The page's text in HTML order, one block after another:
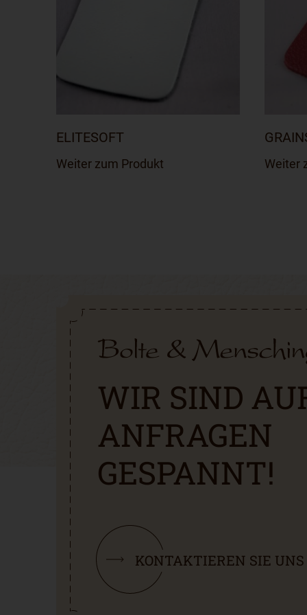
ELITESOFT
Weiter zum Produkt
können
der
Produktseite
werden
Weiter
WIR SIND
ANFRAGEN
GESPANNT!
KONTAKTIEREN SIE UNS